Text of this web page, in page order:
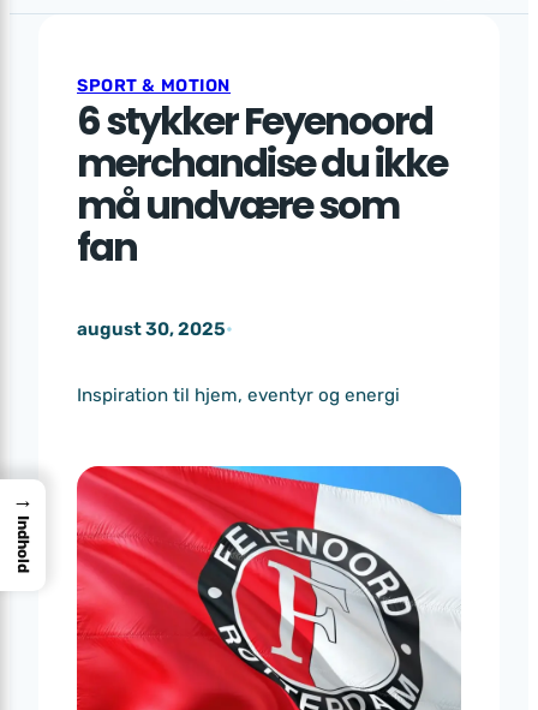
SPORT & MOTION
6 stykker Feyenoord
merchandise du ikke
må undvære som
fan
august 30, 2025•
Inspiration til hjem, eventyr og energi
→
Indhold